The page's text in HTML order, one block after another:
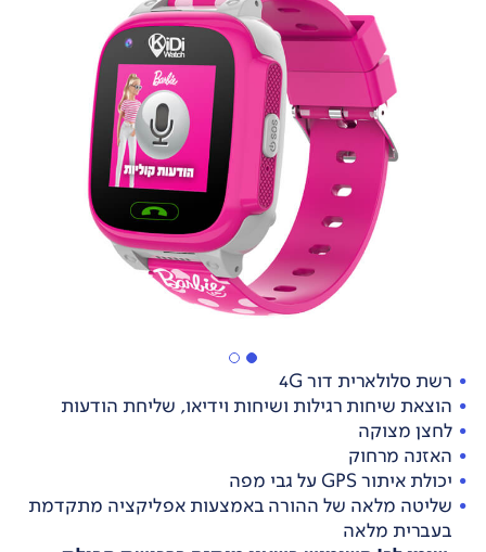
רשת סלולארית דור 4G
הוצאת שיחות רגילות ושיחות וידיאו, שליחת הודעות
לחצן מצוקה
האזנה מרחוק
יכולת איתור GPS על גבי מפה
שליטה מלאה של ההורה באמצעות אפליקציה מתקדמת
בעברית מלאה